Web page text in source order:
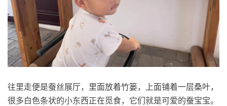
往里走便是蚕丝展厅，里面放着竹篓，上面铺着一层桑叶，
很多白色条状的小东西正在觅食，它们就是可爱的蚕宝宝。